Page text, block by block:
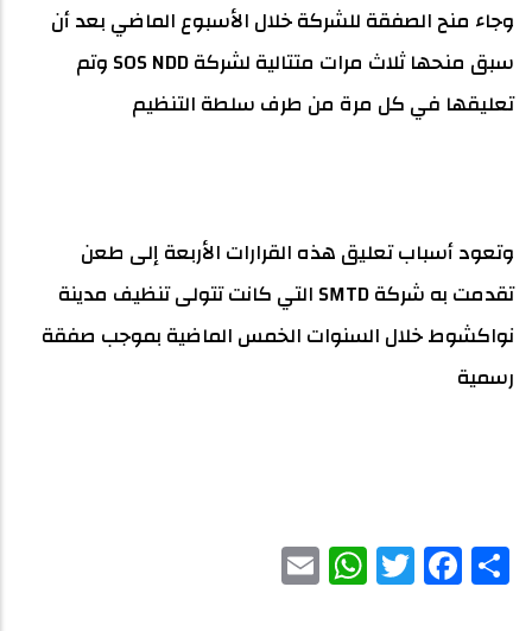
وجاء منح الصفقة للشركة خلال الأسبوع الماضي بعد أن
سبق منحها ثلاث مرات متتالية لشركة SOS NDD وتم
تعليقها في كل مرة من طرف سلطة التنظيم
وتعود أسباب تعليق هذه القرارات الأربعة إلى طعن
تقدمت به شركة SMTD التي كانت تتولى تنظيف مدينة
نواكشوط خلال السنوات الخمس الماضية بموجب صفقة
رسمية
Share
Facebook
Twitter
WhatsApp